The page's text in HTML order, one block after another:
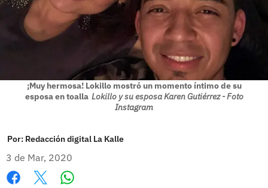
¡Muy hermosa! Lokillo mostró un momento íntimo de su
esposa en toalla Lokillo y su esposa Karen Gutiérrez - Foto
Instagram
Por: Redacción digital La Kalle
3 de Mar, 2020